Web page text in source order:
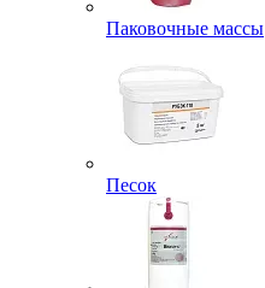
Паковочные массы
Песок